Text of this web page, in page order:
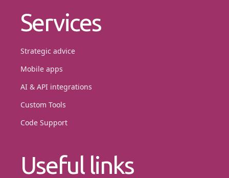
Services
Strategic advice
Mobile apps
AI & API integrations
Custom Tools
Code Support
Useful links